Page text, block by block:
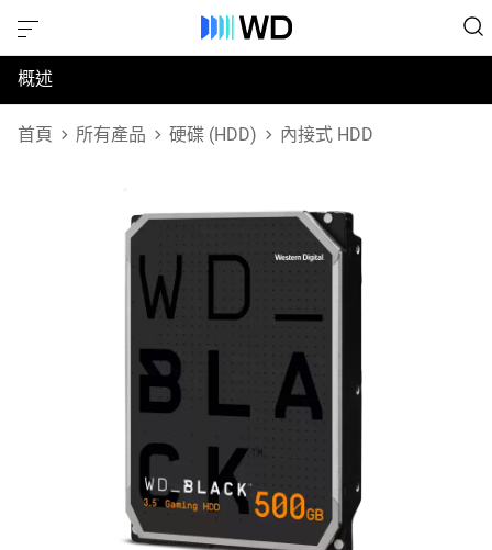
概述
規格
首頁 所有產品 硬碟 (HDD) 內接式 HDD